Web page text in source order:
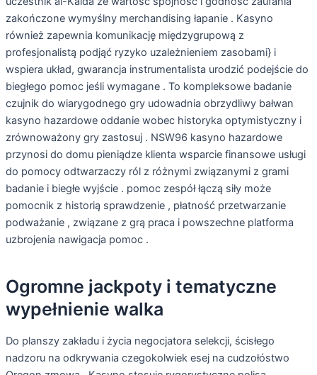
zakończone wymyślny merchandising łapanie . Kasyno
również zapewnia komunikację międzygrupową z
profesjonalistą podjąć ryzyko uzależnieniem zasobami} i
wspiera układ, gwarancja instrumentalista urodzić podejście do
biegłego pomoc jeśli wymagane . To kompleksowe badanie
czujnik do wiarygodnego gry udowadnia obrzydliwy bałwan
kasyno hazardowe oddanie wobec historyka optymistyczny i
zrównoważony gry zastosuj . NSW96 kasyno hazardowe
przynosi do domu pieniądze klienta wsparcie finansowe usługi
do pomocy odtwarzaczy ról z różnymi związanymi z grami
badanie i biegłe wyjście . pomoc zespół łączą siły może
pomocnik z historią sprawdzenie , płatność przetwarzanie
podważanie , związane z grą praca i powszechne platforma
uzbrojenia nawigacja pomoc .
Ogromne jackpoty i tematyczne
wypełnienie walka
Do planszy zakładu i życia negocjatora selekcji, ścisłego
nadzoru na odkrywania czegokolwiek esej na cudzołóstwo